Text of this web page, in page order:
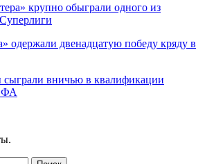
крупно обыграли одного из
одержали двенадцатую победу кряду в
вничью в квалификации